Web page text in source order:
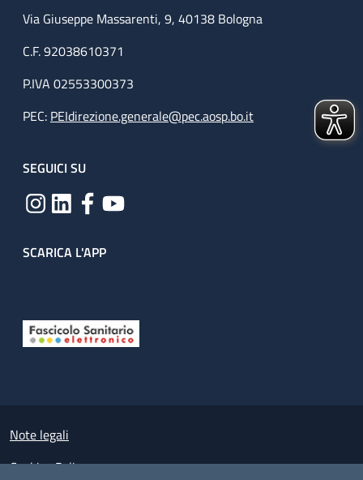
Via Giuseppe Massarenti, 9, 40138 Bologna
C.F. 92038610371
P.IVA 02553300373
PEC: PEIdirezione.generale@pec.aosp.bo.it
SEGUICI SU
SCARICA L'APP
Small prints
Note legali
Cookies Policy